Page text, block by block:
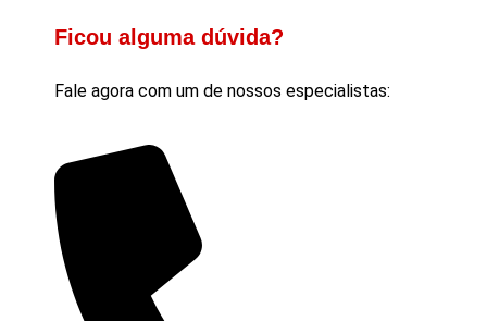
Ficou alguma dúvida?
Fale agora com um de nossos especialistas: